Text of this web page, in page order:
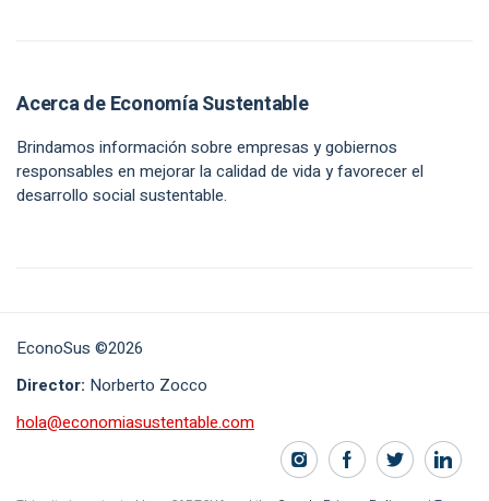
Acerca de Economía Sustentable
Brindamos información sobre empresas y gobiernos
responsables en mejorar la calidad de vida y favorecer el
desarrollo social sustentable.
EconoSus ©2026
Director: Norberto Zocco
hola@economiasustentable.com